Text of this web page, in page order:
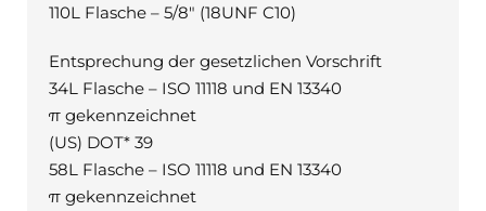
110L Flasche – 5/8″ (18UNF C10)
Entsprechung der gesetzlichen Vorschrift
34L Flasche – ISO 11118 und EN 13340
π gekennzeichnet
(US) DOT* 39
58L Flasche – ISO 11118 und EN 13340
π gekennzeichnet